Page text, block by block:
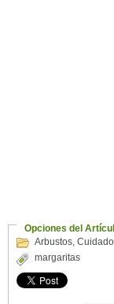
Opciones del
Arbustos, Cuidado
margaritas